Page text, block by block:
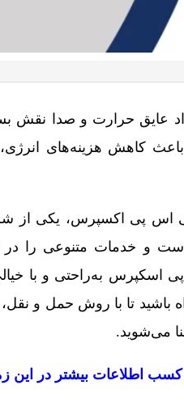
عایق حرارت و صدا نقش
کاهش هزینه‌های
اس پی اکسپرس، یکی از
و خدمات متنوعی را در
اسکپرس به‌راحتی و با
باشید تا با روش حمل و
می‌شوید.
اطلاعات بیشتر در این